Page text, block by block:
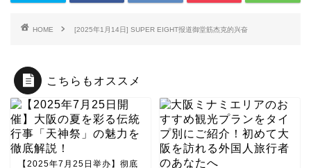
HOME [2025年1月14日] SUPER EIGHT报道御堂筋杰克的兴奋
こちらもオススメ
【2025年7月25日举办】彻底